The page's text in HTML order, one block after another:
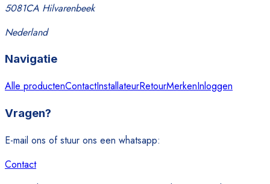
5081CA Hilvarenbeek
Nederland
Navigatie
Alle productenContactInstallateurRetourMerkenInloggen
Vragen?
E-mail ons of stuur ons een whatsapp:
Contact